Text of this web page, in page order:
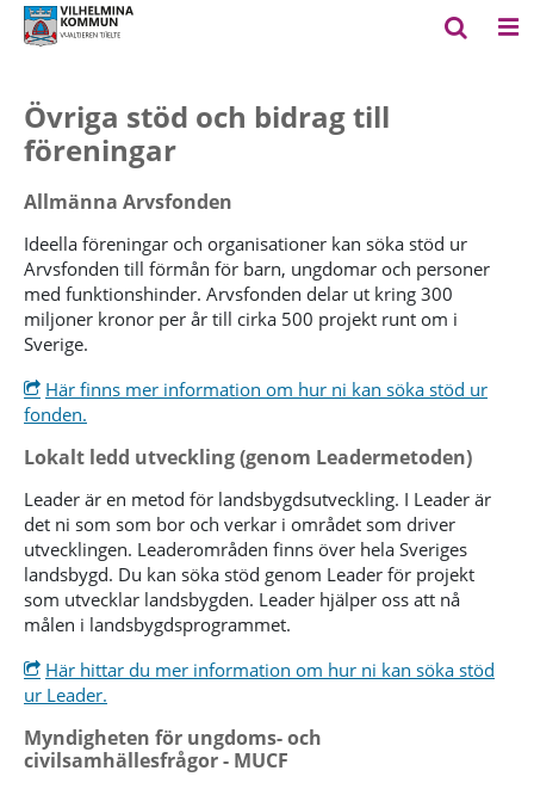
Övriga stöd och bidrag till
föreningar
Allmänna Arvsfonden
Ideella föreningar och organisationer kan söka stöd ur
Arvsfonden till förmån för barn, ungdomar och personer
med funktionshinder. Arvsfonden delar ut kring 300
miljoner kronor per år till cirka 500 projekt runt om i
Sverige.
Här finns mer information om hur ni kan söka stöd ur
fonden.
Lokalt ledd utveckling (genom Leadermetoden)
Leader är en metod för landsbygdsutveckling. I Leader är
det ni som som bor och verkar i området som driver
utvecklingen. Leaderområden finns över hela Sveriges
landsbygd. Du kan söka stöd genom Leader för projekt
som utvecklar landsbygden. Leader hjälper oss att nå
målen i landsbygdsprogrammet.
Här hittar du mer information om hur ni kan söka stöd
ur Leader.
Myndigheten för ungdoms- och
civilsamhällesfrågor - MUCF